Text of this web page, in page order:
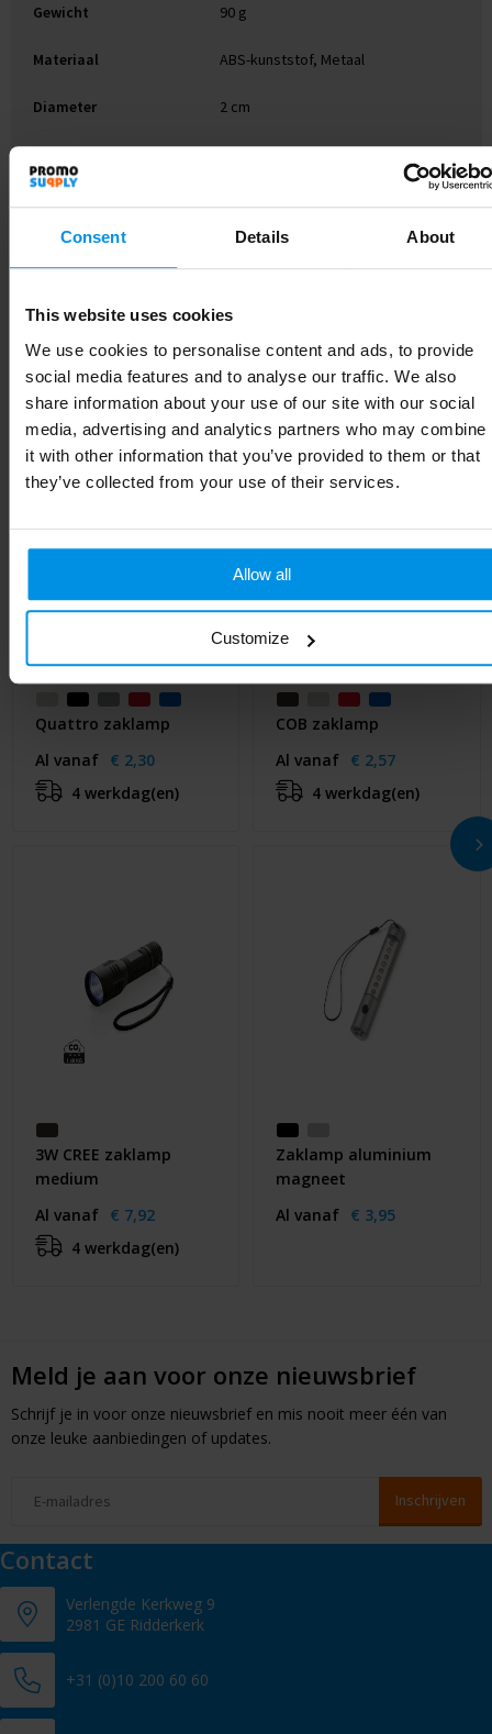
Consent Details About
This website uses cookies
We use cookies to personalise content and ads, to provide
social media features and to analyse our traffic. We also
share information about your use of our site with our social
media, advertising and analytics partners who may combine
it with other information that you’ve provided to them or that
they’ve collected from your use of their services.
Allow all
Customize
Gewicht 90 g
Materiaal ABS-kunststof, Metaal
Diameter 2 cm
EAN-code 8713159216926
Lengte 17.5 cm
Gerelateerde producten
Quattro zaklamp
Al vanaf € 2,30
4 werkdag(en)
COB zaklamp
Al vanaf € 2,57
4 werkdag(en)
3W CREE zaklamp
medium
Al vanaf € 7,92
4 werkdag(en)
Zaklamp aluminium
magneet
Al vanaf € 3,95
Meld je aan voor onze nieuwsbrief
Schrijf je in voor onze nieuwsbrief en mis nooit meer één van
onze leuke aanbiedingen of updates.
Contact
Verlengde Kerkweg 9
2981 GE Ridderkerk
+31 (0)10 200 60 60